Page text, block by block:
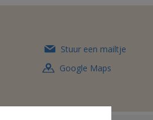
Stuur een mailtje
Google Maps